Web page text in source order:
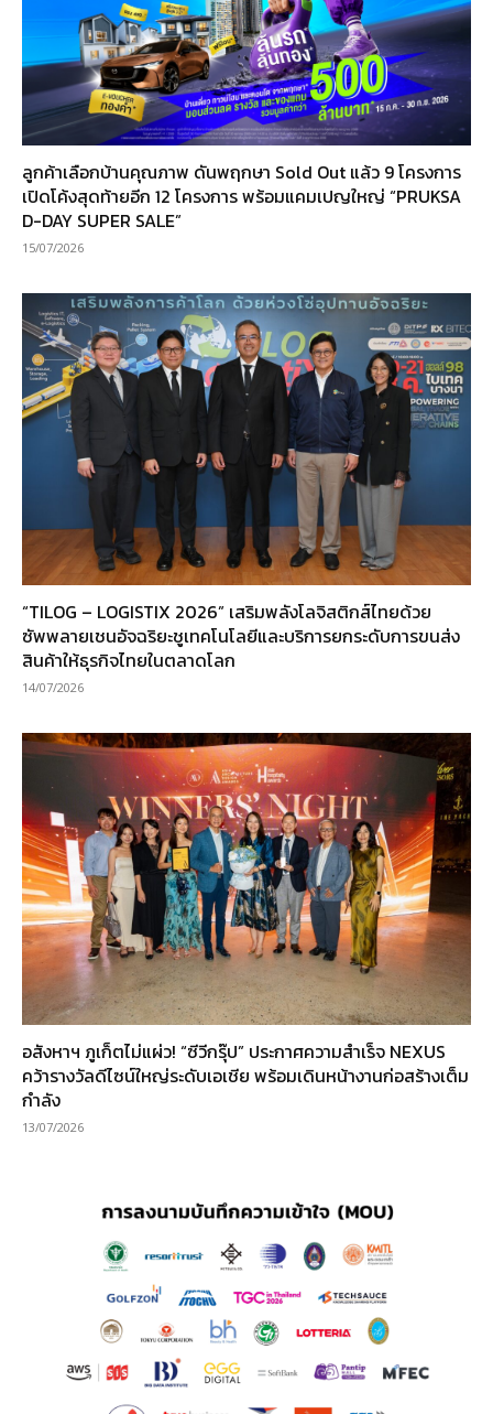
ลูกค้าเลือกบ้านคุณภาพ ดันพฤกษา Sold Out แล้ว 9 โครงการ
เปิดโค้งสุดท้ายอีก 12 โครงการ พร้อมแคมเปญใหญ่ “PRUKSA
D-DAY SUPER SALE”
15/07/2026
“TILOG – LOGISTIX 2026” เสริมพลังโลจิสติกส์ไทยด้วย
ซัพพลายเชนอัจฉริยะชูเทคโนโลยีและบริการยกระดับการขนส่ง
สินค้าให้ธุรกิจไทยในตลาดโลก
14/07/2026
อสังหาฯ ภูเก็ตไม่แผ่ว! “ซีวีกรุ๊ป” ประกาศความสำเร็จ NEXUS
คว้ารางวัลดีไซน์ใหญ่ระดับเอเชีย พร้อมเดินหน้างานก่อสร้างเต็ม
กำลัง
13/07/2026